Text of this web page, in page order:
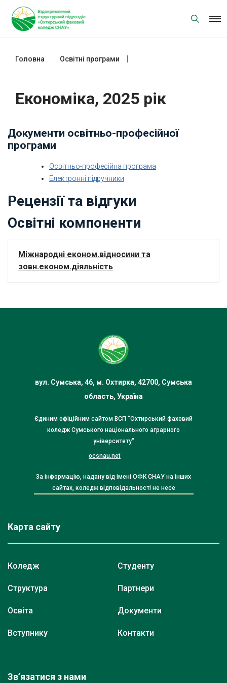
content
Головна Освітні програми
Економіка, 2025 рік
Документи освітньо-професійної
програми
Освітньо-професійна програма
Електронні підручники
Рецензії та відгуки
Освітні компоненти
Міжнародні економ.відносини та
зовн.економ.діяльність
вул. Сумська, 46, м. Охтирка, 42700, Сумська
область, Україна
Єдиним офіційним сайтом ВСП "Охтирський фаховий
коледж Сумського національного аграрного
університету"
ocsnau.net
За інформацію, надану від імені ОФК СНАУ на інших
сайтах, коледж відповідальності не несе
Карта сайту
Коледж
Структура
Освіта
Вступнику
Студенту
Партнери
Документи
Контакти
Зв’язатися з нами